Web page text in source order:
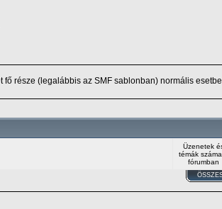
része (legalábbis az SMF sablonban) normális
Üzenetek
témák
fórumban